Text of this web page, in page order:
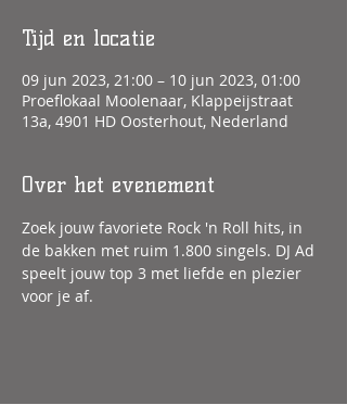
Tijd en locatie
09 jun 2023, 21:00 – 10 jun 2023, 01:00
Proeflokaal Moolenaar, Klappeijstraat
13a, 4901 HD Oosterhout, Nederland
Over het evenement
Zoek jouw favoriete Rock 'n Roll hits, in
de bakken met ruim 1.800 singels. DJ Ad
speelt jouw top 3 met liefde en plezier
voor je af.